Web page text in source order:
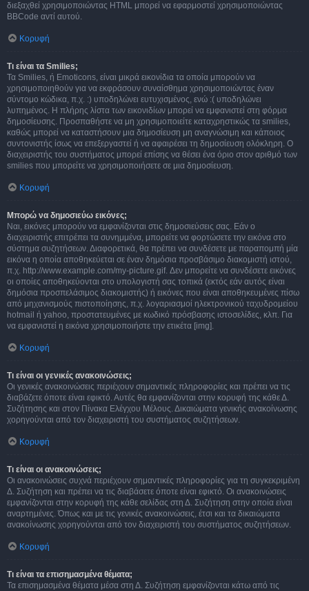
διεξαχθεί χρησιμοποιώντας HTML μπορεί να εφαρμοστεί χρησιμοποιώντας
BBCode αντί αυτού.
Κορυφή
Τι είναι τα Smilies;
Τα Smilies, ή Emoticons, είναι μικρά εικονίδια τα οποία μπορούν να
χρησιμοποιηθούν για να εκφράσουν συναίσθημα χρησιμοποιώντας έναν
σύντομο κώδικα, π.χ. :) υποδηλώνει ευτυχισμένος, ενώ :( υποδηλώνει
λυπημένος. Η πλήρης λίστα των εικονιδίων μπορεί να εμφανιστεί στη φόρμα
δημοσίευσης. Προσπαθήστε να μη χρησιμοποιείτε καταχρηστικώς τα smilies,
καθώς μπορεί να καταστήσουν μια δημοσίευση μη αναγνώσιμη και κάποιος
συντονιστής ίσως να επεξεργαστεί ή να αφαιρέσει τη δημοσίευση ολόκληρη. Ο
διαχειριστής του συστήματος μπορεί επίσης να θέσει ένα όριο στον αριθμό των
smilies που μπορείτε να χρησιμοποιήσετε σε μια δημοσίευση.
Κορυφή
Μπορώ να δημοσιεύω εικόνες;
Ναι, εικόνες μπορούν να εμφανίζονται στις δημοσιεύσεις σας. Εάν ο
διαχειριστής επιτρέπει τα συνημμένα, μπορείτε να φορτώσετε την εικόνα στο
σύστημα συζητήσεων. Διαφορετικά, θα πρέπει να συνδέσετε με παραπομπή μία
εικόνα η οποία αποθηκεύεται σε έναν δημόσια προσβάσιμο διακομιστή ιστού,
π.χ. http://www.example.com/my-picture.gif. Δεν μπορείτε να συνδέσετε εικόνες
οι οποίες αποθηκεύονται στο υπολογιστή σας τοπικά (εκτός εάν αυτός είναι
δημόσια προσπελάσιμος διακομιστής) ή εικόνες που είναι αποθηκευμένες πίσω
από μηχανισμούς πιστοποίησης, π.χ. λογαριασμοί ηλεκτρονικού ταχυδρομείου
hotmail ή yahoo, προστατευμένες με κωδικό πρόσβασης ιστοσελίδες, κλπ. Για
να εμφανιστεί η εικόνα χρησιμοποιήστε την ετικέτα [img].
Κορυφή
Τι είναι οι γενικές ανακοινώσεις;
Οι γενικές ανακοινώσεις περιέχουν σημαντικές πληροφορίες και πρέπει να τις
διαβάζετε όποτε είναι εφικτό. Αυτές θα εμφανίζονται στην κορυφή της κάθε Δ.
Συζήτησης και στον Πίνακα Ελέγχου Μέλους. Δικαιώματα γενικής ανακοίνωσης
χορηγούνται από τον διαχειριστή του συστήματος συζητήσεων.
Κορυφή
Τι είναι οι ανακοινώσεις;
Οι ανακοινώσεις συχνά περιέχουν σημαντικές πληροφορίες για τη συγκεκριμένη
Δ. Συζήτηση και πρέπει να τις διαβάσετε όποτε είναι εφικτό. Οι ανακοινώσεις
εμφανίζονται στην κορυφή της κάθε σελίδας στη Δ. Συζήτηση στην οποία είναι
αναρτημένες. Όπως και με τις γενικές ανακοινώσεις, έτσι και τα δικαιώματα
ανακοίνωσης χορηγούνται από τον διαχειριστή του συστήματος συζητήσεων.
Κορυφή
Τι είναι τα επισημασμένα θέματα;
Τα επισημασμένα θέματα μέσα στη Δ. Συζήτηση εμφανίζονται κάτω από τις